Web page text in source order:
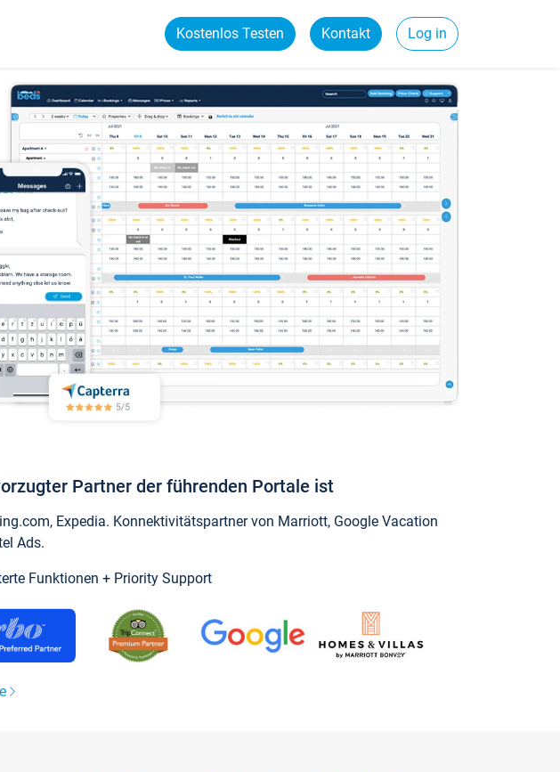
Kostenlos Testen Kontakt Log in
Partner der führenden Portale ist
Expedia. Konnektivitätspartner von Marriott, Google Vacation
Ads.
Funktionen + Priority Support